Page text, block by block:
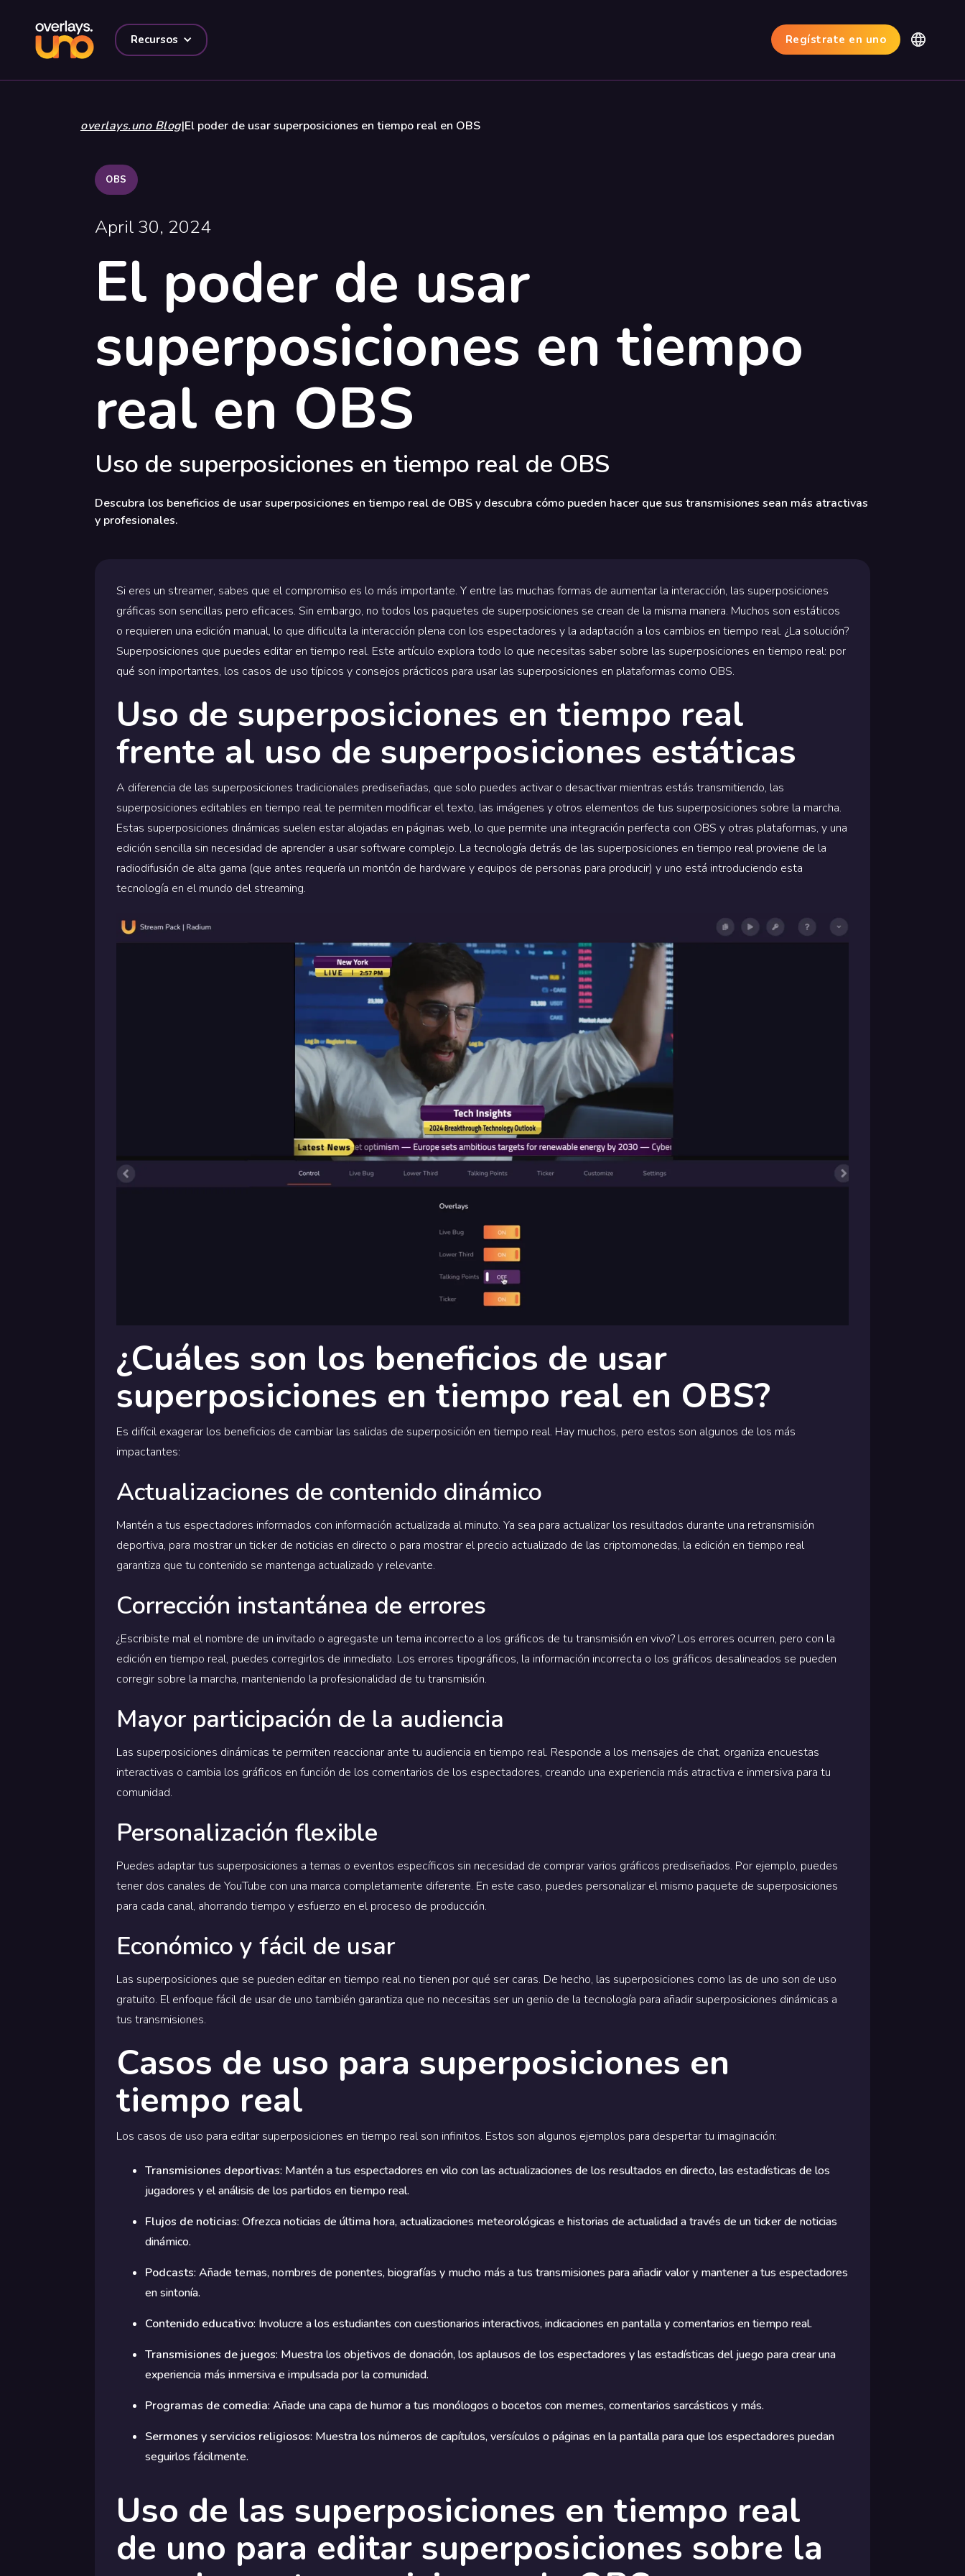
Recursos Regístrate en uno
overlays.uno Blog|El poder de usar superposiciones en tiempo real en OBS
OBS
April 30, 2024
El poder de usar
superposiciones en tiempo
real en OBS
Uso de superposiciones en tiempo real de OBS
Descubra los beneficios de usar superposiciones en tiempo real de OBS y descubra cómo pueden hacer que sus transmisiones sean más atractivas
y profesionales.
Si eres un streamer, sabes que el compromiso es lo más importante. Y entre las muchas formas de aumentar la interacción, las superposiciones
gráficas son sencillas pero eficaces. Sin embargo, no todos los paquetes de superposiciones se crean de la misma manera. Muchos son estáticos
o requieren una edición manual, lo que dificulta la interacción plena con los espectadores y la adaptación a los cambios en tiempo real. ¿La solución?
Superposiciones que puedes editar en tiempo real. Este artículo explora todo lo que necesitas saber sobre las superposiciones en tiempo real: por
qué son importantes, los casos de uso típicos y consejos prácticos para usar las superposiciones en plataformas como OBS.
Uso de superposiciones en tiempo real
frente al uso de superposiciones estáticas
A diferencia de las superposiciones tradicionales prediseñadas, que solo puedes activar o desactivar mientras estás transmitiendo, las
superposiciones editables en tiempo real te permiten modificar el texto, las imágenes y otros elementos de tus superposiciones sobre la marcha.
Estas superposiciones dinámicas suelen estar alojadas en páginas web, lo que permite una integración perfecta con OBS y otras plataformas, y una
edición sencilla sin necesidad de aprender a usar software complejo. La tecnología detrás de las superposiciones en tiempo real proviene de la
radiodifusión de alta gama (que antes requería un montón de hardware y equipos de personas para producir) y uno está introduciendo esta
tecnología en el mundo del streaming.
¿Cuáles son los beneficios de usar
superposiciones en tiempo real en OBS?
Es difícil exagerar los beneficios de cambiar las salidas de superposición en tiempo real. Hay muchos, pero estos son algunos de los más
impactantes:
Actualizaciones de contenido dinámico
Mantén a tus espectadores informados con información actualizada al minuto. Ya sea para actualizar los resultados durante una retransmisión
deportiva, para mostrar un ticker de noticias en directo o para mostrar el precio actualizado de las criptomonedas, la edición en tiempo real
garantiza que tu contenido se mantenga actualizado y relevante.
Corrección instantánea de errores
¿Escribiste mal el nombre de un invitado o agregaste un tema incorrecto a los gráficos de tu transmisión en vivo? Los errores ocurren, pero con la
edición en tiempo real, puedes corregirlos de inmediato. Los errores tipográficos, la información incorrecta o los gráficos desalineados se pueden
corregir sobre la marcha, manteniendo la profesionalidad de tu transmisión.
Mayor participación de la audiencia
Las superposiciones dinámicas te permiten reaccionar ante tu audiencia en tiempo real. Responde a los mensajes de chat, organiza encuestas
interactivas o cambia los gráficos en función de los comentarios de los espectadores, creando una experiencia más atractiva e inmersiva para tu
comunidad.
Personalización flexible
Puedes adaptar tus superposiciones a temas o eventos específicos sin necesidad de comprar varios gráficos prediseñados. Por ejemplo, puedes
tener dos canales de YouTube con una marca completamente diferente. En este caso, puedes personalizar el mismo paquete de superposiciones
para cada canal, ahorrando tiempo y esfuerzo en el proceso de producción.
Económico y fácil de usar
Las superposiciones que se pueden editar en tiempo real no tienen por qué ser caras. De hecho, las superposiciones como las de uno son de uso
gratuito. El enfoque fácil de usar de uno también garantiza que no necesitas ser un genio de la tecnología para añadir superposiciones dinámicas a
tus transmisiones.
Casos de uso para superposiciones en
tiempo real
Los casos de uso para editar superposiciones en tiempo real son infinitos. Estos son algunos ejemplos para despertar tu imaginación:
Transmisiones deportivas: Mantén a tus espectadores en vilo con las actualizaciones de los resultados en directo, las estadísticas de los
jugadores y el análisis de los partidos en tiempo real.
Flujos de noticias: Ofrezca noticias de última hora, actualizaciones meteorológicas e historias de actualidad a través de un ticker de noticias
dinámico.
Podcasts: Añade temas, nombres de ponentes, biografías y mucho más a tus transmisiones para añadir valor y mantener a tus espectadores
en sintonía.
Contenido educativo: Involucre a los estudiantes con cuestionarios interactivos, indicaciones en pantalla y comentarios en tiempo real.
Transmisiones de juegos: Muestra los objetivos de donación, los aplausos de los espectadores y las estadísticas del juego para crear una
experiencia más inmersiva e impulsada por la comunidad.
Programas de comedia: Añade una capa de humor a tus monólogos o bocetos con memes, comentarios sarcásticos y más.
Sermones y servicios religiosos: Muestra los números de capítulos, versículos o páginas en la pantalla para que los espectadores puedan
seguirlos fácilmente.
Uso de las superposiciones en tiempo real
de uno para editar superposiciones sobre la